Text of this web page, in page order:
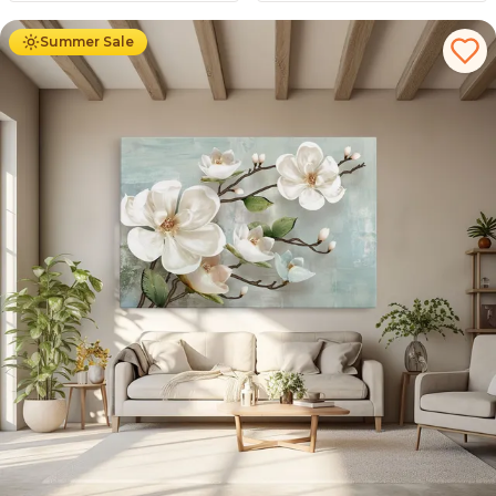
Summer Sale